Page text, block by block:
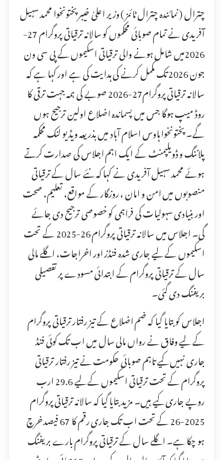
چترال ( نمائندہ چترال ٹائمز ) وزیر اعلیٰ خیبرپختونخوا محمد سہیل
آفریدی نے تمام صوبائی محکموں کو سالانہ ترقیاتی پروگرام 27-
2026میں شامل ہونے والی ترقیاتی اسکیموں کے پی سی ون
جون 2026 تک مکمل کرنے کی ہدایت کی ہے اور کہا ہے کہ
سالانہ ترقیاتی پروگرام27-2026 صوبے کی ہمہ جہت ترقی کا
روڈ میپ ہوگا جس میں پسماندہ اضلاع اولین ترجیح ہوں
گے۔ پختونخوا ہاوس اسلام آباد میں بذریعہ ویڈیو لنک محکمہ
پلاننگ و ڈویلپمنٹ کے ایک اہم اجلاس کی صدارت کرتے
ہوئے محمد سہیل آفریدی نے کہا کہ نئے سال کے ترقیاتی
منصوبوں میں امن و امان ، روزگار کے مواقع، تعلیم، صحت
اور بنیادی سہولیات کی فراہمی کو خصوصی ترجیح دی جائے
گی۔ اجلاس میں سالانہ ترقیاتی پروگرام 26-2025 کے تحت
اسکیموں کے لیے جاری شدہ فنڈز اور اخراجات، اگلے مالی
سال کے ترقیاتی پروگرام کے ابتدائی مسودے پر تفصیلی
بریفنگ دی گئی۔
اجلاس کو بتایا گیا کہ ضم اضلاع کے تیز رفتار ترقیاتی پروگرام
کے لیے وفاق نے رواں مالی سال میں اب تک کوئی فنڈ
جاری نہیں کیے تاہم صوبائی حکومت نے تیز رفتار ترقیاتی
پروگرام کے تحت ترقیاتی اسکیموں کے لیے 29.6 ارب
روپے جاری کیے ہیں۔ مزید بتایا گیا کہ سالانہ ترقیاتی پروگرام
2025-26 کے تحت اب تک جاری رقم کا 67 فیصد خرچ
ہو چکا ہے۔ اگلے سال کے ترقیاتی پروگرام بارے بریفنگ